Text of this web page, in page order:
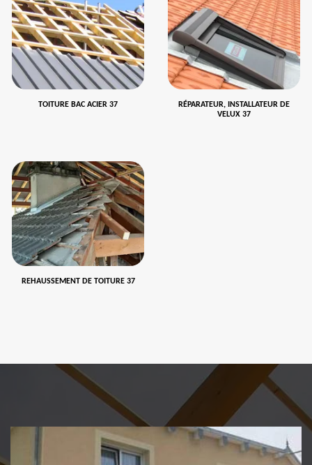
TOITURE BAC ACIER 37
RÉPARATEUR, INSTALLATEUR DE
VELUX 37
REHAUSSEMENT DE TOITURE 37